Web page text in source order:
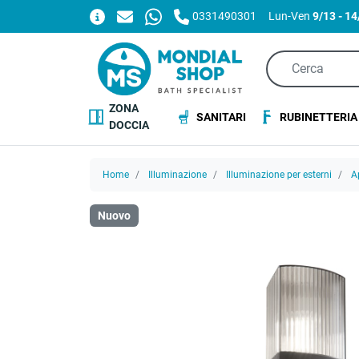
0331490301 Lun-Ven9/13 -
ZONA
DOCCIA
SANITARI RUBINETTERIA
Home Illuminazione Illuminazione per esterni
Nuovo